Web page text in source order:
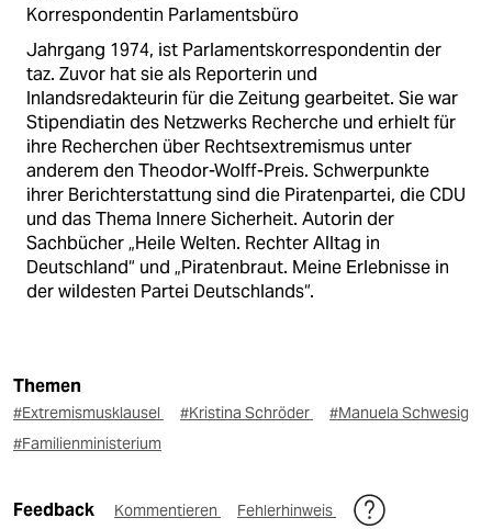
Korrespondentin Parlamentsbüro
Jahrgang 1974, ist Parlamentskorrespondentin der
taz. Zuvor hat sie als Reporterin und
Inlandsredakteurin für die Zeitung gearbeitet. Sie war
Stipendiatin des Netzwerks Recherche und erhielt für
ihre Recherchen über Rechtsextremismus unter
anderem den Theodor-Wolff-Preis. Schwerpunkte
ihrer Berichterstattung sind die Piratenpartei, die CDU
und das Thema Innere Sicherheit. Autorin der
Sachbücher „Heile Welten. Rechter Alltag in
Deutschland“ und „Piratenbraut. Meine Erlebnisse in
der wildesten Partei Deutschlands“.
Themen
#Extremismusklausel #Kristina Schröder
#Manuela Schwesig
#Familienministerium
Feedback Kommentieren Fehlerhinweis